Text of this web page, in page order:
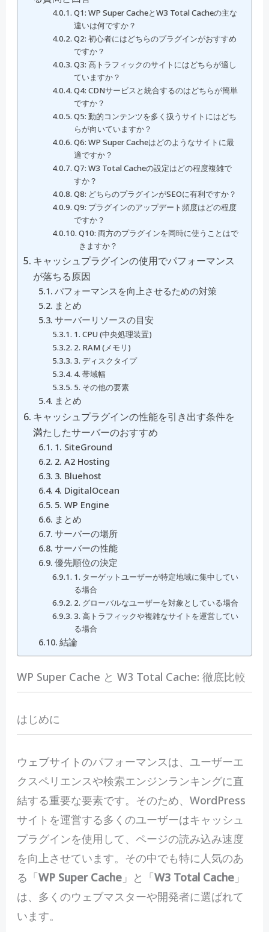
Q1: WP Super CacheとW3 Total Cacheの主な
違いは何ですか？
Q2: 初心者にはどちらのプラグインがおすすめ
ですか？
Q3: 高トラフィックのサイトにはどちらが適し
ていますか？
Q4: CDNサービスと統合するのはどちらが簡単
ですか？
Q5: 動的コンテンツを多く扱うサイトにはどち
らが向いていますか？
Q6: WP Super Cacheはどのようなサイトに最
適ですか？
Q7: W3 Total Cacheの設定はどの程度複雑で
すか？
Q8: どちらのプラグインがSEOに有利ですか？
Q9: プラグインのアップデート頻度はどの程度
ですか？
Q10: 両方のプラグインを同時に使うことはで
きますか？
キャッシュプラグインの使用でパフォーマンス
が落ちる原因
パフォーマンスを向上させるための対策
まとめ
サーバーリソースの目安
1. CPU (中央処理装置)
2. RAM (メモリ)
3. ディスクタイプ
4. 帯域幅
5. その他の要素
まとめ
キャッシュプラグインの性能を引き出す条件を
満たしたサーバーのおすすめ
1. SiteGround
2. A2 Hosting
3. Bluehost
4. DigitalOcean
5. WP Engine
まとめ
サーバーの場所
サーバーの性能
優先順位の決定
1. ターゲットユーザーが特定地域に集中してい
る場合
2. グローバルなユーザーを対象としている場合
3. 高トラフィックや複雑なサイトを運営してい
る場合
結論
WP Super Cache と W3 Total Cache: 徹底比較
はじめに
ウ ェブサイトのパフォーマンスは、ユーザーエ
クスペリエンスや検索エンジンランキングに直
結する重要な要素です。そのため、WordPress
サイトを運営する多くのユーザーはキャッシュ
プラグインを使用して、ページの読み込み速度
を向上させています。その中でも特に人気のあ
る「WP Super Cache」と「W3 Total Cache」
は、多くのウェブマスターや開発者に選ばれて
います。